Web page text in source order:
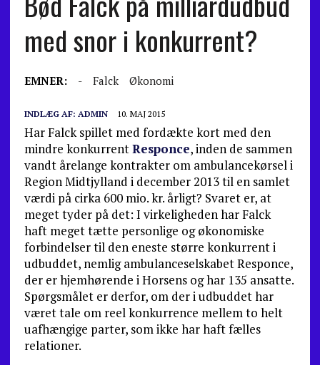
med snor i konkurrent?
EMNER: - Falck Økonomi
INDLÆG AF: ADMIN 10. MAJ 2015
Har Falck spillet med fordækte kort med den
mindre konkurrentResponce, inden de sammen
vandt årelange kontrakter om ambulancekørsel i
Region Midtjylland i december 2013 til en samlet
værdi på cirka 600 mio. kr. årligt? Svaret er, at
meget tyder på det: I virkeligheden har Falck
haft meget tætte personlige og økonomiske
forbindelser til den eneste større konkurrent i
udbuddet, nemlig ambulanceselskabet Responce,
der er hjemhørende i Horsens og har 135 ansatte.
Spørgsmålet er derfor, om der i udbuddet har
været tale om reel konkurrence mellem to helt
uafhængige parter, som ikke har haft fælles
relationer.